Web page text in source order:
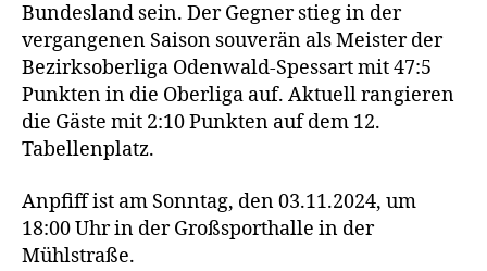
Bundesland sein. Der Gegner stieg in der
vergangenen Saison souverän als Meister der
Bezirksoberliga Odenwald-Spessart mit 47:5
Punkten in die Oberliga auf. Aktuell rangieren
die Gäste mit 2:10 Punkten auf dem 12.
Tabellenplatz.
Anpfiff ist am Sonntag, den 03.11.2024, um
18:00 Uhr in der Großsporthalle in der
Mühlstraße.